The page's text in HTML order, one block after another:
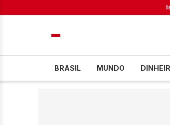
BRASIL MUNDO